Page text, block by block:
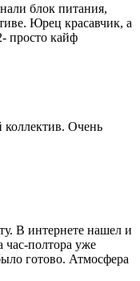
блок питания,
Юрец красавчик, а
просто кайф
Очень
В интернете нашел и
полтора уже
готово. Атмосфера